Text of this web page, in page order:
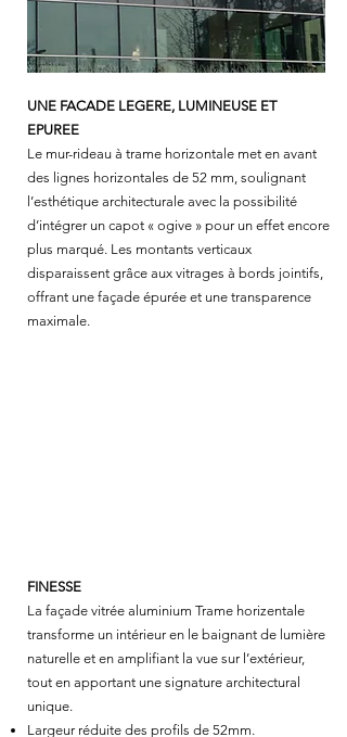
UNE FACADE LEGERE, LUMINEUSE ET
EPUREE
Le mur-rideau à trame horizontale met en avant
des lignes horizontales de 52 mm, soulignant
l’esthétique architecturale avec la possibilité
d’intégrer un capot « ogive » pour un effet encore
plus marqué. Les montants verticaux
disparaissent grâce aux vitrages à bords jointifs,
offrant une façade épurée et une transparence
maximale.
FINESSE
La façade vitrée aluminium Trame horizentale
transforme un intérieur en le baignant de lumière
naturelle et en amplifiant la vue sur l’extérieur,
tout en apportant une signature architectural
unique.
Largeur réduite des profils de 52mm.